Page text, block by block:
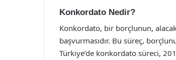
Konkordato Nedir?
Konkordato, bir borçlunun,
başvurmasıdır. Bu süreç,
Türkiye’de konkordato süreci,